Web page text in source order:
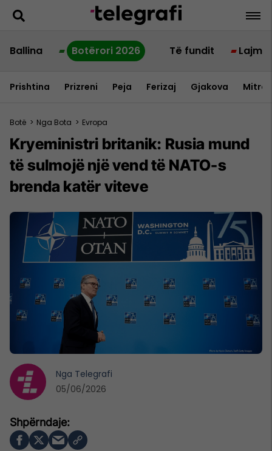
Ballina Botërori 2026 Të fundit Lajme
Prishtina Prizreni Peja Ferizaj Gjakova
Botë > Nga Bota > Evropa
Kryeministri britanik: Rusia mund
të sulmojë një vend të NATO-s
brenda katër viteve
Nga Telegrafi
05/06/2026